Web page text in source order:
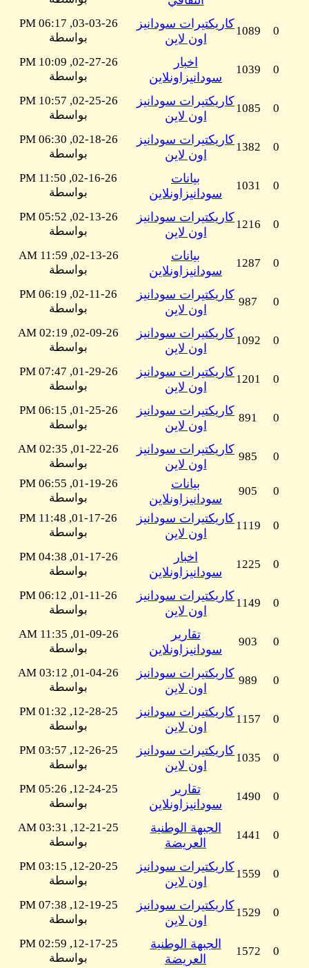
0
1089
كاريكتيرات سودانيز
اون لاين
03-03-26, 06:17 PM
بواسطة
0
1039
اخبار
سودانيزاونلاين
02-27-26, 10:09 PM
بواسطة
0
1085
كاريكتيرات سودانيز
اون لاين
02-25-26, 10:57 PM
بواسطة
0
1382
كاريكتيرات سودانيز
اون لاين
02-18-26, 06:30 PM
بواسطة
0
1031
بيانات
سودانيزاونلاين
02-16-26, 11:50 PM
بواسطة
0
1216
كاريكتيرات سودانيز
اون لاين
02-13-26, 05:52 PM
بواسطة
0
1287
بيانات
سودانيزاونلاين
02-13-26, 11:59 AM
بواسطة
0
987
كاريكتيرات سودانيز
اون لاين
02-11-26, 06:19 PM
بواسطة
0
1092
كاريكتيرات سودانيز
اون لاين
02-09-26, 02:19 AM
بواسطة
0
1201
كاريكتيرات سودانيز
اون لاين
01-29-26, 07:47 PM
بواسطة
0
891
كاريكتيرات سودانيز
اون لاين
01-25-26, 06:15 PM
بواسطة
0
985
كاريكتيرات سودانيز
اون لاين
01-22-26, 02:35 AM
بواسطة
0
905
بيانات
سودانيزاونلاين
01-19-26, 06:55 PM
بواسطة
0
1119
كاريكتيرات سودانيز
اون لاين
01-17-26, 11:48 PM
بواسطة
0
1225
اخبار
سودانيزاونلاين
01-17-26, 04:38 PM
بواسطة
0
1149
كاريكتيرات سودانيز
اون لاين
01-11-26, 06:12 PM
بواسطة
0
903
تقارير
سودانيزاونلاين
01-09-26, 11:35 AM
بواسطة
0
989
كاريكتيرات سودانيز
اون لاين
01-04-26, 03:12 AM
بواسطة
0
1157
كاريكتيرات سودانيز
اون لاين
12-28-25, 01:32 PM
بواسطة
0
1035
كاريكتيرات سودانيز
اون لاين
12-26-25, 03:57 PM
بواسطة
0
1490
تقارير
سودانيزاونلاين
12-24-25, 05:26 PM
بواسطة
0
1441
الجبهة الوطنية
العريضة
12-21-25, 03:31 AM
بواسطة
0
1559
كاريكتيرات سودانيز
اون لاين
12-20-25, 03:15 PM
بواسطة
0
1529
كاريكتيرات سودانيز
اون لاين
12-19-25, 07:38 PM
بواسطة
0
1572
الجبهة الوطنية
العريضة
12-17-25, 02:59 PM
بواسطة